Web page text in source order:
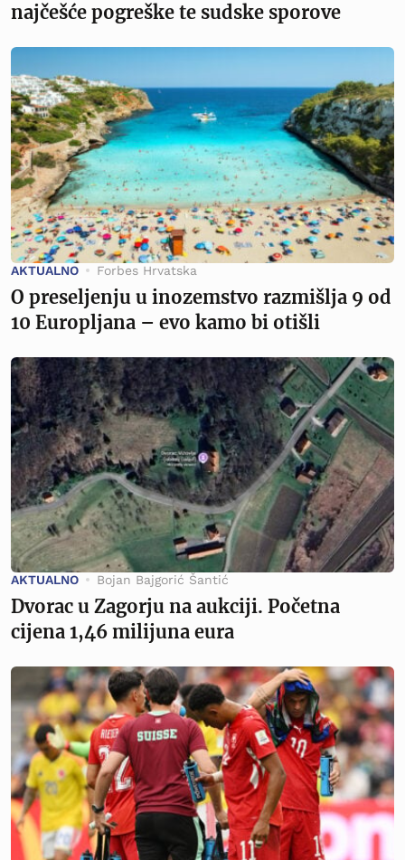
najčešće pogreške te sudske sporove
AKTUALNO Forbes Hrvatska
O preseljenju u inozemstvo razmišlja 9 od
10 Europljana – evo kamo bi otišli
AKTUALNO Bojan Bajgorić Šantić
Dvorac u Zagorju na aukciji. Početna
cijena 1,46 milijuna eura